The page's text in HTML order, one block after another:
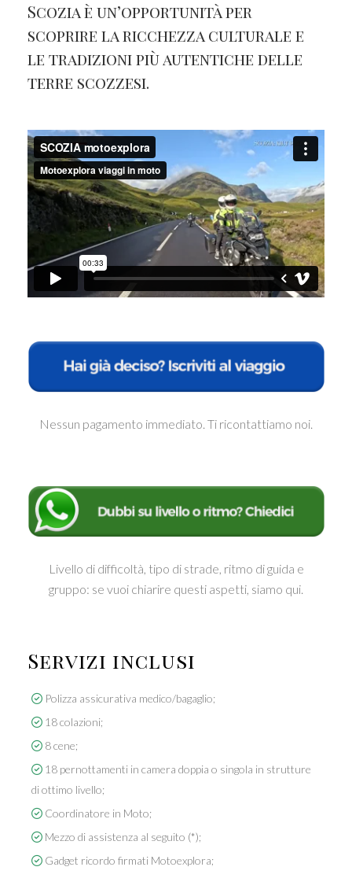
Scozia è un’opportunità per
scoprire la ricchezza culturale e
le tradizioni più autentiche delle
terre scozzesi.
Nessun pagamento immediato. Ti ricontattiamo noi.
Livello di difficoltà, tipo di strade, ritmo di guida e
gruppo: se vuoi chiarire questi aspetti, siamo qui.
Servizi inclusi
Polizza assicurativa medico/bagaglio;
18 colazioni;
8 cene;
18 pernottamenti in camera doppia o singola in strutture
di ottimo livello;
Coordinatore in Moto;
Mezzo di assistenza al seguito (*);
Gadget ricordo firmati Motoexplora;